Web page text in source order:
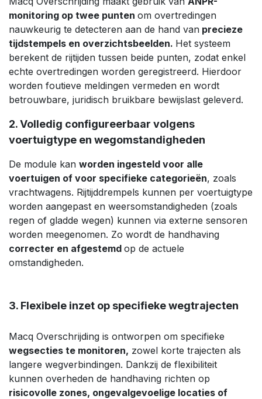
monitoring op twee punten om overtredingen
nauwkeurig te detecteren aan de hand van precieze
tijdstempels en overzichtsbeelden. Het systeem
berekent de rijtijden tussen beide punten, zodat enkel
echte overtredingen worden geregistreerd. Hierdoor
worden foutieve meldingen vermeden en wordt
betrouwbare, juridisch bruikbare bewijslast geleverd.
2. Volledig configureerbaar volgens
voertuigtype en wegomstandigheden
De module kan worden ingesteld voor alle
voertuigen of voor specifieke categorieën, zoals
vrachtwagens. Rijtijddrempels kunnen per voertuigtype
worden aangepast en weersomstandigheden (zoals
regen of gladde wegen) kunnen via externe sensoren
worden meegenomen. Zo wordt de handhaving
correcter en afgestemd op de actuele
omstandigheden.
3. Flexibele inzet op specifieke wegtrajecten
Macq Overschrijding is ontworpen om specifieke
wegsecties te monitoren, zowel korte trajecten als
langere wegverbindingen. Dankzij de flexibiliteit
kunnen overheden de handhaving richten op
risicovolle zones, ongevalgevoelige locaties of